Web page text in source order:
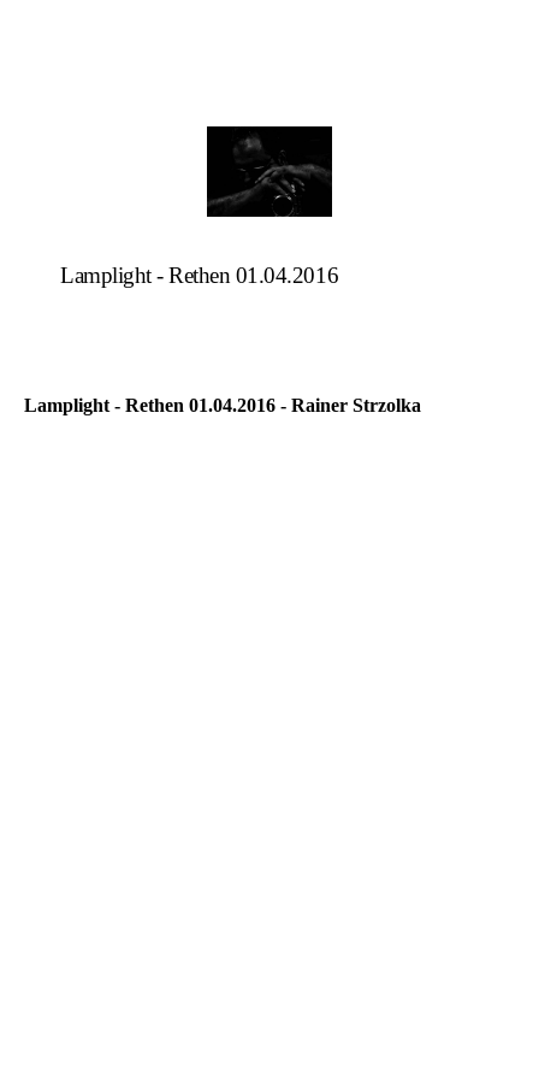
Lamplight - Rethen 01.04.2016
Lamplight - Rethen 01.04.2016 - Rainer Strzolka